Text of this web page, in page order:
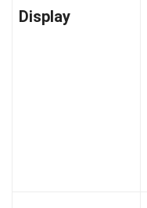
Display